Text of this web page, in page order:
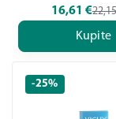
16,61 €22,15
Kupite
-25%